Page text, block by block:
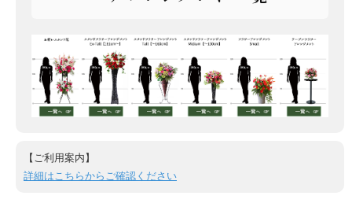
【ご利用案内】
詳細はこちらからご確認ください